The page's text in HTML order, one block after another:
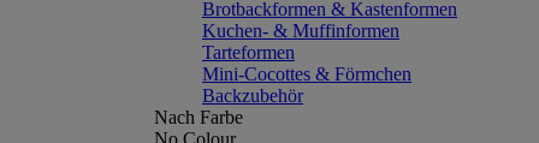
Brotbackformen & Kastenformen
Kuchen- & Muffinformen
Tarteformen
Mini-Cocottes & Förmchen
Backzubehör
Nach Farbe
No Colour